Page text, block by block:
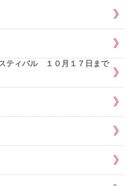
ティバル １０月１７日まで